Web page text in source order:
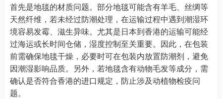
首先是地毯的材质问题。部分地毯可能含有羊毛、丝绸等
天然纤维，若未经过防潮处理，在运输过程中遇到潮湿环
境容易发霉、滋生异味。尤其是日本到香港的运输可能经
过海运或长时间仓储，湿度控制至关重要。因此，在包装
前需确保地毯干燥，必要时可在包装内放置防潮剂，避免
因潮湿影响品质。另外，若地毯含有动物毛发等成分，需
确认是否符合香港的进口规定，防止涉及动植物检疫问
题。